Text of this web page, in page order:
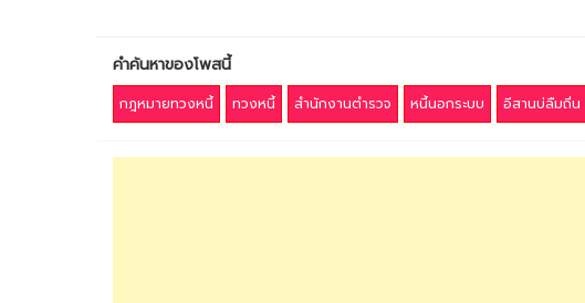
คำค้นหาของโพสนี้
กฎหมายทวงหนี้ ทวงหนี้ สำนักงานตำรวจ หนี้นอกระบบ อีสานบ่ลืมถิ่น